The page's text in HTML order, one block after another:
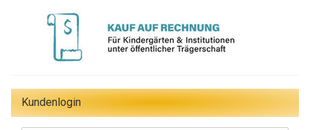
Kundenlogin